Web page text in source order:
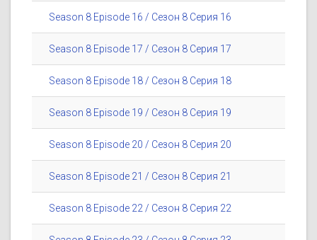
Season 8 Episode 16 / Сезон 8 Серия 16
Season 8 Episode 17 / Сезон 8 Серия 17
Season 8 Episode 18 / Сезон 8 Серия 18
Season 8 Episode 19 / Сезон 8 Серия 19
Season 8 Episode 20 / Сезон 8 Серия 20
Season 8 Episode 21 / Сезон 8 Серия 21
Season 8 Episode 22 / Сезон 8 Серия 22